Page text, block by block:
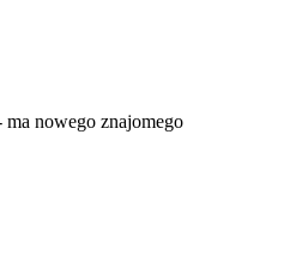
ma nowego znajomego